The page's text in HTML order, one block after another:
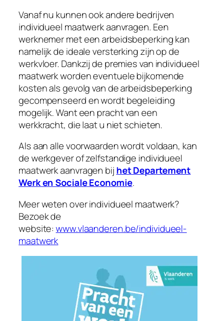
Vanaf nu kunnen ook andere bedrijven
individueel maatwerk aanvragen. Een
werknemer met een arbeidsbeperking kan
namelijk de ideale versterking zijn op de
werkvloer. Dankzij de premies van individueel
maatwerk worden eventuele bijkomende
kosten als gevolg van de arbeidsbeperking
gecompenseerd en wordt begeleiding
mogelijk. Want een pracht van een
werkkracht, die laat u niet schieten.
Als aan alle voorwaarden wordt voldaan, kan
de werkgever of zelfstandige individueel
maatwerk aanvragen bij het Departement
Werk en Sociale Economie.
Meer weten over individueel maatwerk?
Bezoek de
website:www.vlaanderen.be/individueel-
maatwerk